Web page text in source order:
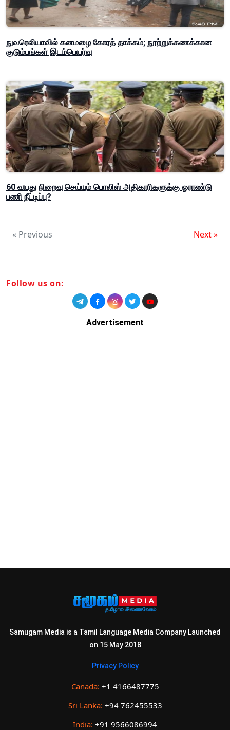
நுவரெலியாவில் கனமழை கோரத் தாக்கம்; நூற்றுக்கணக்கான
குடும்பங்கள் இடம்பெயர்வு
60 வயது நிறைவு செய்யும் பொலிஸ் அதிகாரிகளுக்கு ஓராண்டு
பணி நீட்டிப்பு?
« Previous Next »
Follow us on:
Advertisement
Samugam Media is a Tamil Language Media Company Launched
on 15 May 2018
Privacy Policy
Canada: +1 4166487775
Sri Lanka: +94 762455533
India: +91 9566086994